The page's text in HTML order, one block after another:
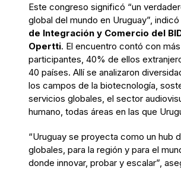
Este congreso significó “un
global del mundo en Uruguay”, indicó
de Integración y Comercio del
Opertti. El encuentro contó con
participantes, 40% de ellos
40 países. Allí se analizaron
los campos de la biotecnología,
servicios globales, el sector
humano, todas áreas en las que
“Uruguay se proyecta como un hub
globales, para la región y para el
donde innovar, probar y escalar”,